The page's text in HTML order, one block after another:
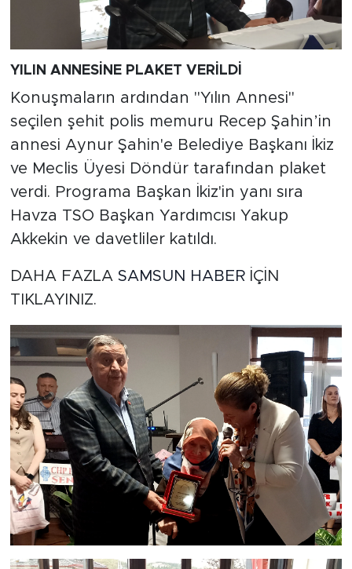
YILIN ANNESİNE PLAKET VERİLDİ
Konuşmaların ardından "Yılın Annesi"
seçilen şehit polis memuru Recep Şahin’in
annesi Aynur Şahin'e Belediye Başkanı İkiz
ve Meclis Üyesi Döndür tarafından plaket
verdi. Programa Başkan İkiz'in yanı sıra
Havza TSO Başkan Yardımcısı Yakup
Akkekin ve davetliler katıldı.
DAHA FAZLA SAMSUN HABERİÇİN
TIKLAYINIZ.